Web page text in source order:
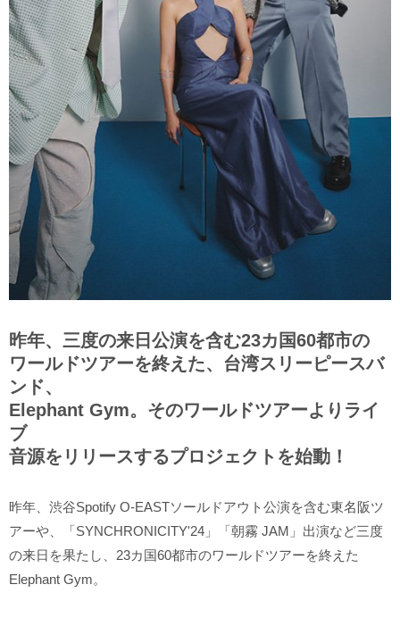
昨年、三度の来日公演を含む23カ国60都市の
ワールドツアーを終えた、台湾スリーピースバ
ンド、
Elephant Gym。そのワールドツアーよりライ
ブ
音源をリリースするプロジェクトを始動！
昨年、渋谷Spotify O-EASTソールドアウト公演を含む東名阪ツ
アーや、「SYNCHRONICITY'24」「朝霧 JAM」出演など三度
の来日を果たし、23カ国60都市のワールドツアーを終えた
Elephant Gym。